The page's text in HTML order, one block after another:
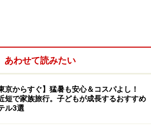
所にある『東京スカイツリー インフォ
ラクターのソラカラちゃんのグッズも人
あわせて読みたい
東京からすぐ】猛暑も安心＆コスパよし！
短で家族旅行。子どもが成長するおすすめ
ル3選